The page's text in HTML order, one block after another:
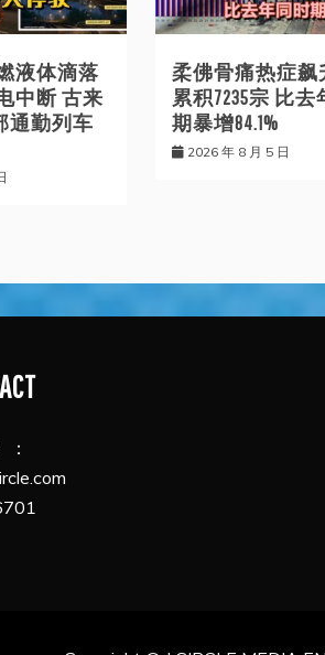
液体滴落
中断 古来
通勤列车
柔佛骨痛热症飙
累积7235宗 比
期暴增84.1%
2026 年 8 月 5 日